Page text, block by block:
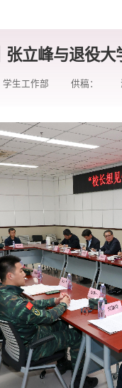
张立峰与退役
学生工作部 供稿：